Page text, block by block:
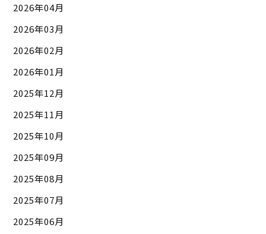
2026年04月
2026年03月
2026年02月
2026年01月
2025年12月
2025年11月
2025年10月
2025年09月
2025年08月
2025年07月
2025年06月